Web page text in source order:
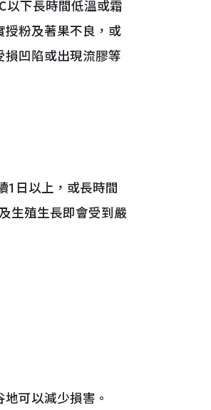
下長時間低溫或霜
授粉及著果不良，或
損凹陷或出現流膠等
日以上，或長時間
生殖生長即會受到嚴
可以減少損害。